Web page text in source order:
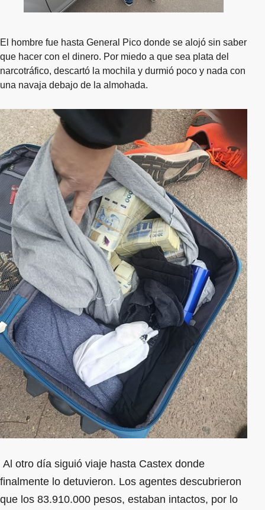
El hombre fue hasta General Pico donde se alojó sin saber
que hacer con el dinero. Por miedo a que sea plata del
narcotráfico, descartó la mochila y durmió poco y nada con
una navaja debajo de la almohada.
Al otro día siguió viaje hasta Castex donde
finalmente lo detuvieron. Los agentes descubrieron
que los 83.910.000 pesos, estaban intactos, por lo